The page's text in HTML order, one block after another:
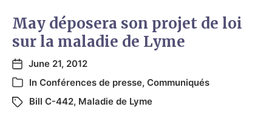
May déposera son projet de loi
sur la maladie de Lyme
June 21, 2012
In Conférences de presse, Communiqués
Bill C-442, Maladie de Lyme